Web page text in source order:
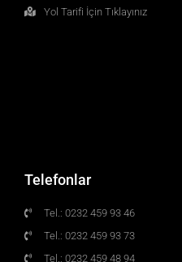
Yol Tarifi İçin Tıklayınız
Telefonlar
Tel.: 0232 459 93 46
Tel.: 0232 459 93 73
Tel.: 0232 459 48 94